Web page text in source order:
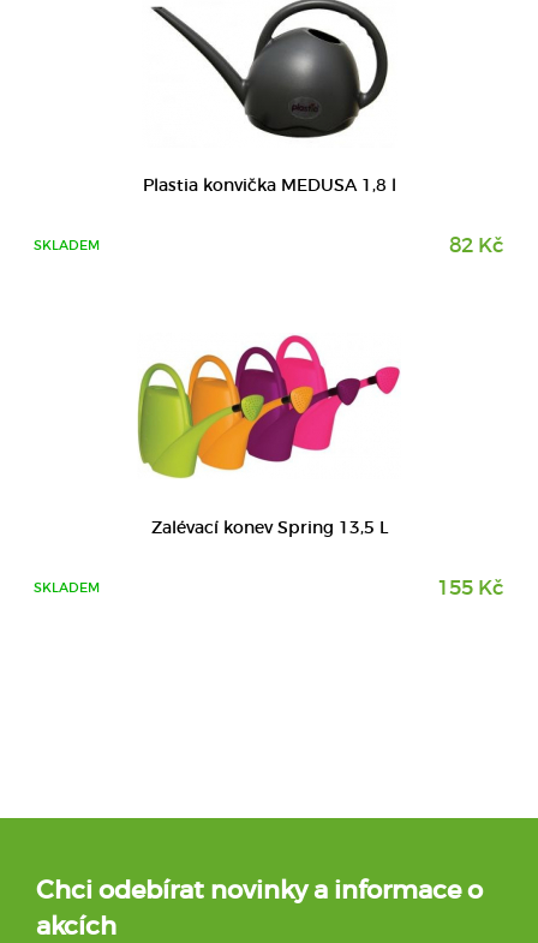
Plastia konvička MEDUSA 1,8 l
SKLADEM 82 Kč
Zalévací konev Spring 13,5 L
SKLADEM 155 Kč
Chci odebírat novinky a informace o
akcích